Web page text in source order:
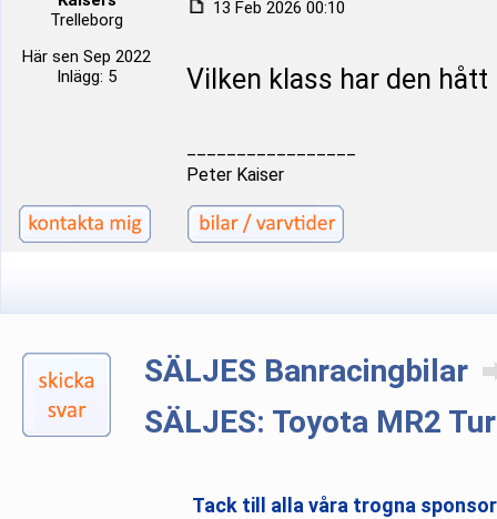
Trelleborg
Här sen Sep 2022
Inlägg: 5
13 Feb 2026 00:10
Vilken klass har den
Peter Kaiser
SÄLJES Banracingbilar
SÄLJES: Toyota MR2
Tack till alla våra trogna